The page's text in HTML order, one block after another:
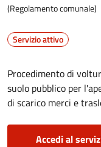
(Regolamento comunale)
Servizio attivo
Procedimento di
suolo pubblico per
di scarico merci e
Accedi al